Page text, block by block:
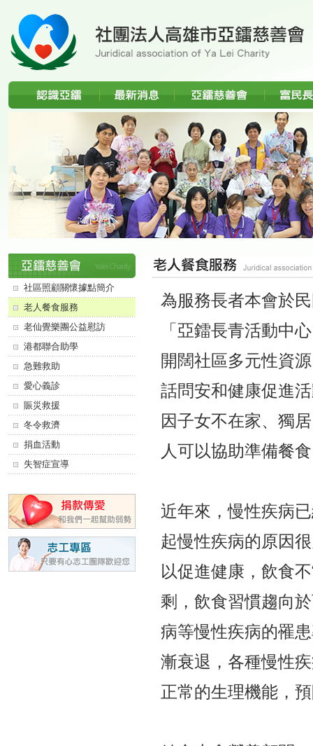
為服務長者本會於
「亞鐳長青活動中
開闊社區多元性資
話問安和健康促進
因子女不在家、獨
人可以協助準備餐
近年來，慢性疾病
起慢性疾病的原因
以促進健康，飲食
剩，飲食習慣趨向
病等慢性疾病的罹
漸衰退，各種慢性
正常的生理機能，
分類選單
社區照顧關懷據點簡介
老人餐食服務
老仙覺樂團公益慰訪
港都聯合助學
急難救助
愛心義診
賑災救援
冬令救濟
捐血活動
失智症宣導